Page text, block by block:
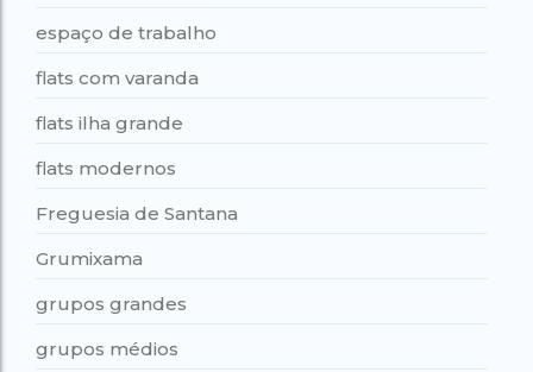
espaço de trabalho
flats com varanda
flats ilha grande
flats modernos
Freguesia de Santana
Grumixama
grupos grandes
grupos médios